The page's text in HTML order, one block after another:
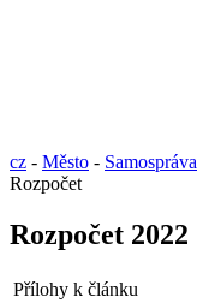
cz - Město - Samospráva
Rozpočet
Rozpočet 2022
Přílohy k článku